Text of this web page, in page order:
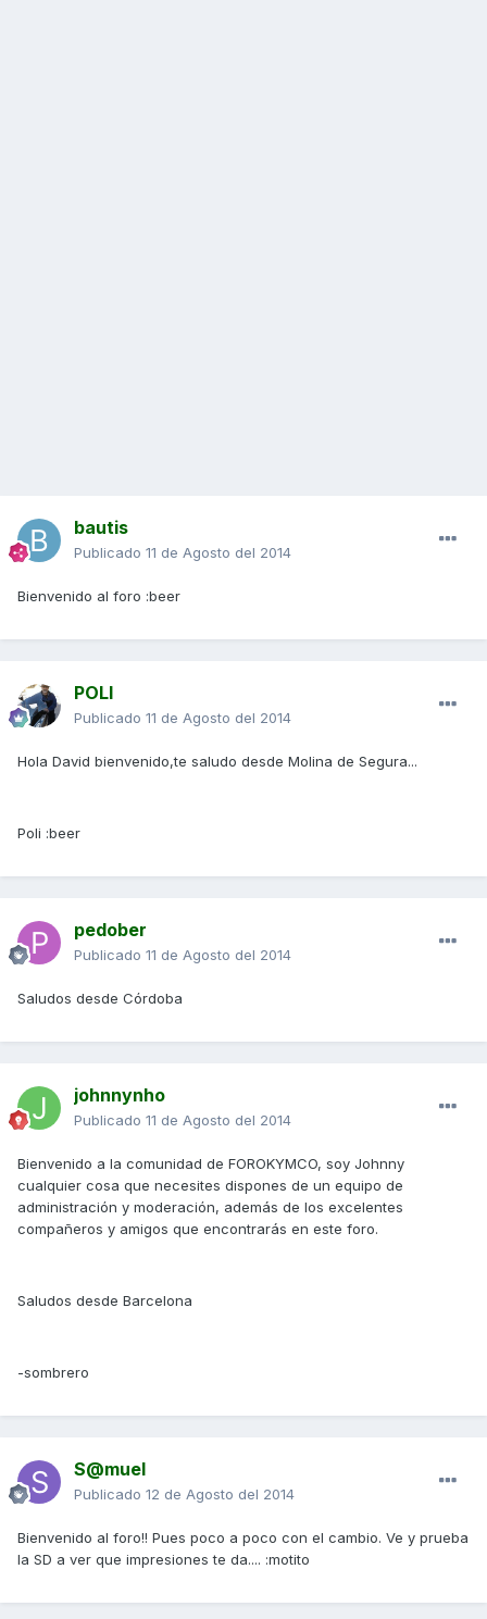
bautis
Publicado 11 de Agosto del 2014
Bienvenido al foro :beer
POLI
Publicado 11 de Agosto del 2014
Hola David bienvenido,te saludo desde Molina de Segura...
Poli :beer
pedober
Publicado 11 de Agosto del 2014
Saludos desde Córdoba
johnnynho
Publicado 11 de Agosto del 2014
Bienvenido a la comunidad de FOROKYMCO, soy Johnny
cualquier cosa que necesites dispones de un equipo de
administración y moderación, además de los excelentes
compañeros y amigos que encontrarás en este foro.
Saludos desde Barcelona
-sombrero
S@muel
Publicado 12 de Agosto del 2014
Bienvenido al foro!! Pues poco a poco con el cambio. Ve y prueba
la SD a ver que impresiones te da.... :motito